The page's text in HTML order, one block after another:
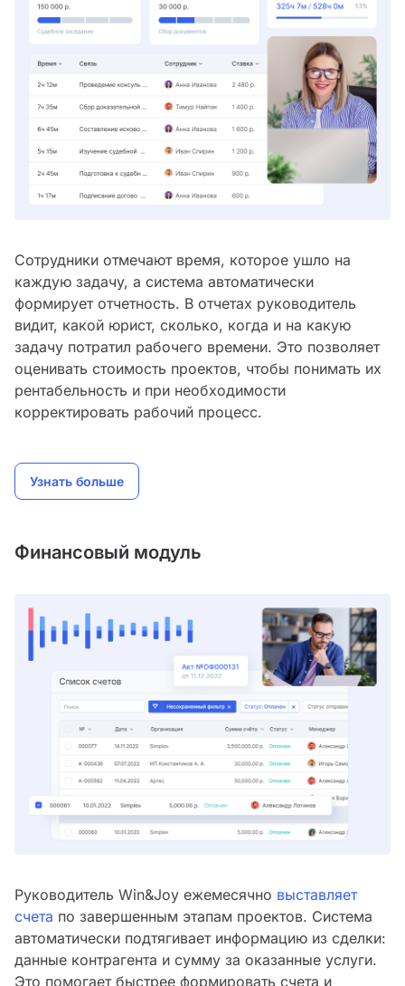
Сотрудники отмечают время, которое ушло на
каждую задачу, а система автоматически
формирует отчетность. В отчетах руководитель
видит, какой юрист, сколько, когда и на какую
задачу потратил рабочего времени. Это позволяет
оценивать стоимость проектов, чтобы понимать их
рентабельность и при необходимости
корректировать рабочий процесс.
Узнать больше
Финансовый модуль
Руководитель Win&Joy ежемесячно выставляет
счета по завершенным этапам проектов. Система
автоматически подтягивает информацию из сделки:
данные контрагента и сумму за оказанные услуги.
Это помогает быстрее формировать счета и